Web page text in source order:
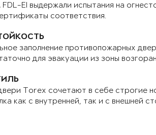
EI выдержали испытания на
соответствия.
заполнение противопожарных
для эвакуации из зоны
Torex сочетают в себе строгие
как с внутренней, так и с внешней